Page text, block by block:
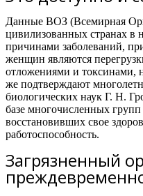
Данные ВОЗ (Всемирная
цивилизованных странах в
причинами заболеваний,
женщин являются
отложениями и токсинами,
же подтверждают
биологических наук Г. Н.
базе многочисленных
восстановивших свое
работоспособность.
Загрязненный